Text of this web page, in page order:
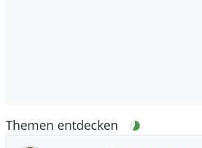
Themen entdecken